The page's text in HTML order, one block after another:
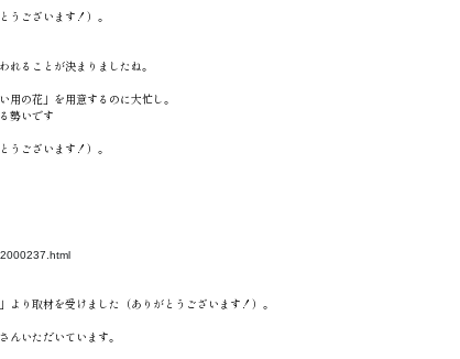
うございます！）。
れることが決まりましたね。
の花」を用意するのに大忙し。
勢いです
うございます！）。
り取材を受けました（ありがとうございます！）。
んいただいています。